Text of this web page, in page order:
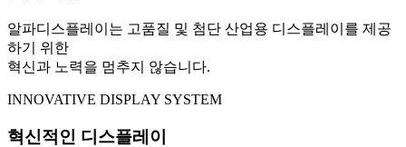
알파디스플레이는 고품질 및 첨단 산업용 디스플레이를 제공
하기 위한
혁신과 노력을 멈추지 않습니다.
INNOVATIVE DISPLAY SYSTEM
혁신적인 디스플레이